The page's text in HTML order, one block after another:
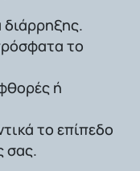
το
ή
το επίπεδο
σας.